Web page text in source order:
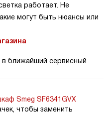
работает. Не
могут быть нюансы или
в ближайший сервисный
Smeg SF6341GVX
чтобы заменить